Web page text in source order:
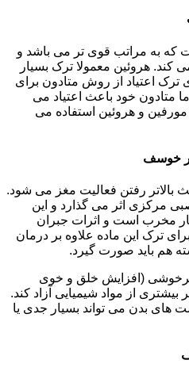
که به مراتب قوی تر می باشد و
کند. هروئین معمولا ترک بسیار
اعتیاد از روش متادون برای
متادون خود باعث اعتیاد می
و هروئین استفاده می
در خوسف
رفتن فعالیت مغز می شود.
مرکزی اثر می گذارد و این
مخرب است و اثرات جبران
ترک این ماده علاوه بر درمان
هم باید صورت گیرد.
(افزایش خلق و خوی
از مواد شیمیایی آزاد کند.
های بدن می تواند بسیار جدی یا